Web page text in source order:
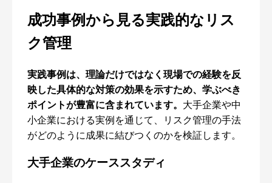
成功事例から見る実践的なリス
ク管理
実践事例は、理論だけではなく現場での経験を反
映した具体的な対策の効果を示すため、学ぶべき
ポイントが豊富に含まれています。 大手企業や中
小企業における実例を通じて、リスク管理の手法
がどのように成果に結びつくのかを検証します。
大手企業のケーススタディ